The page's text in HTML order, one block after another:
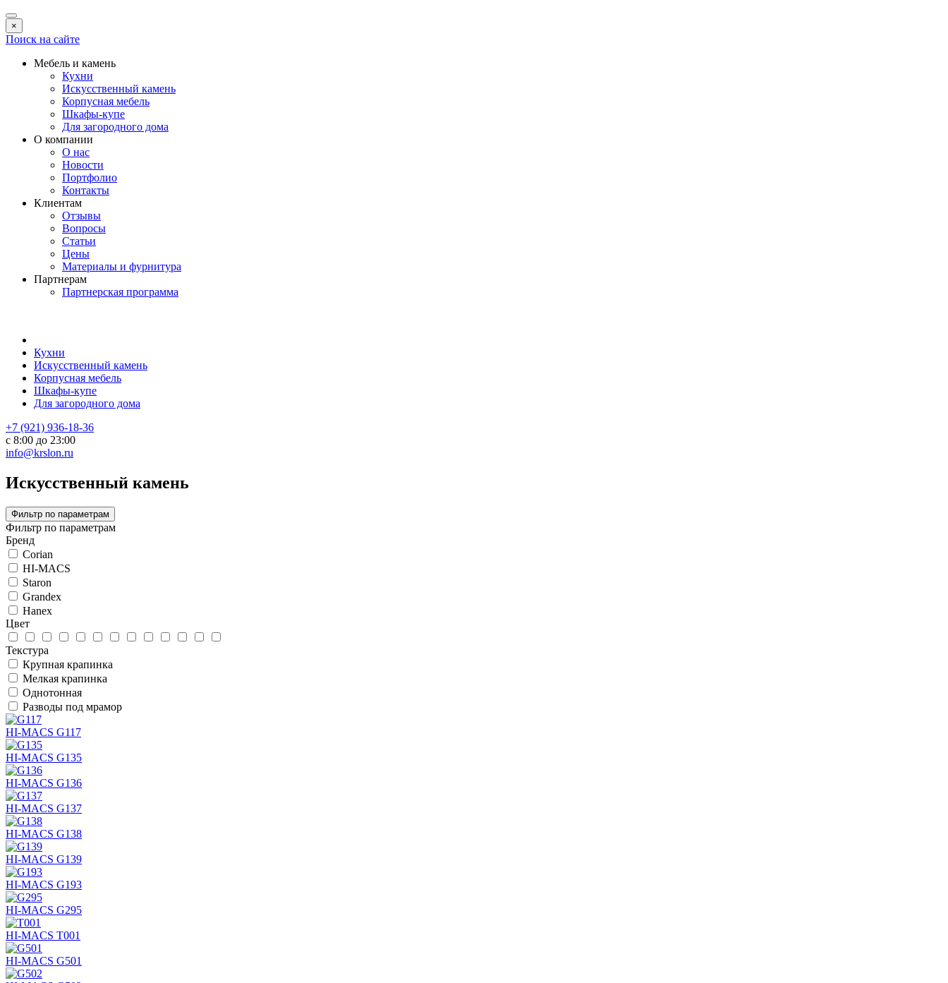
×
Поиск на сайте
Мебель и камень
Кухни
Искусственный камень
Корпусная мебель
Шкафы-купе
Для загородного дома
О компании
О нас
Новости
Портфолио
Контакты
Клиентам
Отзывы
Вопросы
Статьи
Цены
Материалы и фурнитура
Партнерам
Партнерская программа
Кухни
Искусственный камень
Корпусная мебель
Шкафы-купе
Для загородного дома
+7 (921) 936-18-36
с 8:00 до 23:00
info@krslon.ru
Искусственный камень
Фильтр по параметрам
Фильтр по параметрам
Бренд
Corian
HI-MACS
Staron
Grandex
Hanex
Цвет
Текстура
Крупная крапинка
Мелкая крапинка
Однотонная
Разводы под мрамор
HI-MACS G117
HI-MACS G135
HI-MACS G136
HI-MACS G137
HI-MACS G138
HI-MACS G139
HI-MACS G193
HI-MACS G295
HI-MACS T001
HI-MACS G501